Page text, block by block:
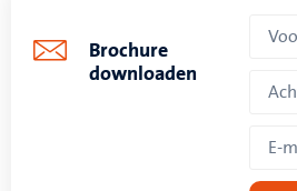
Brochure
downloaden